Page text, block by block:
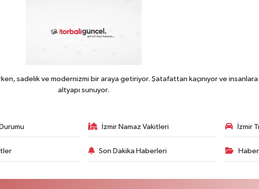
sadelik ve modernizmi bir araya getiriyor. Şatafattan kaçınıyor ve
altyapı sunuyor.
İzmir Namaz Vakitleri İzmir
Son Dakika Haberleri